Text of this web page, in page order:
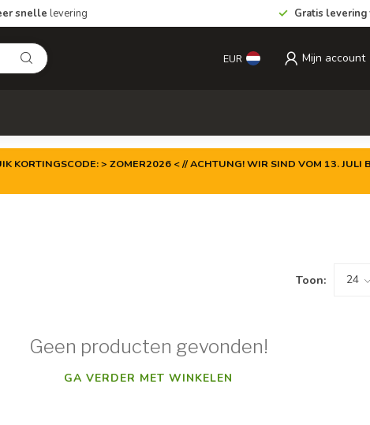
snelle levering Gratis levering
EUR Mijn account
KORTINGSCODE: > ZOMER2026 < // ACHTUNG! WIR SIND VOM 13. JULI
Toon:
Geen producten gevonden!
GA VERDER MET WINKELEN